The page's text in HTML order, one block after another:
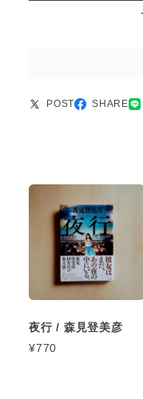
POST SHARE
夜行 / 森見登美彦
¥770